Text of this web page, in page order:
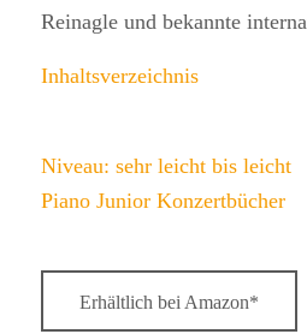
Reinagle und bekannte
Inhaltsverzeichnis
Niveau: sehr leicht bis leicht
Piano Junior Konzertbücher
Erhältlich bei Amazon*